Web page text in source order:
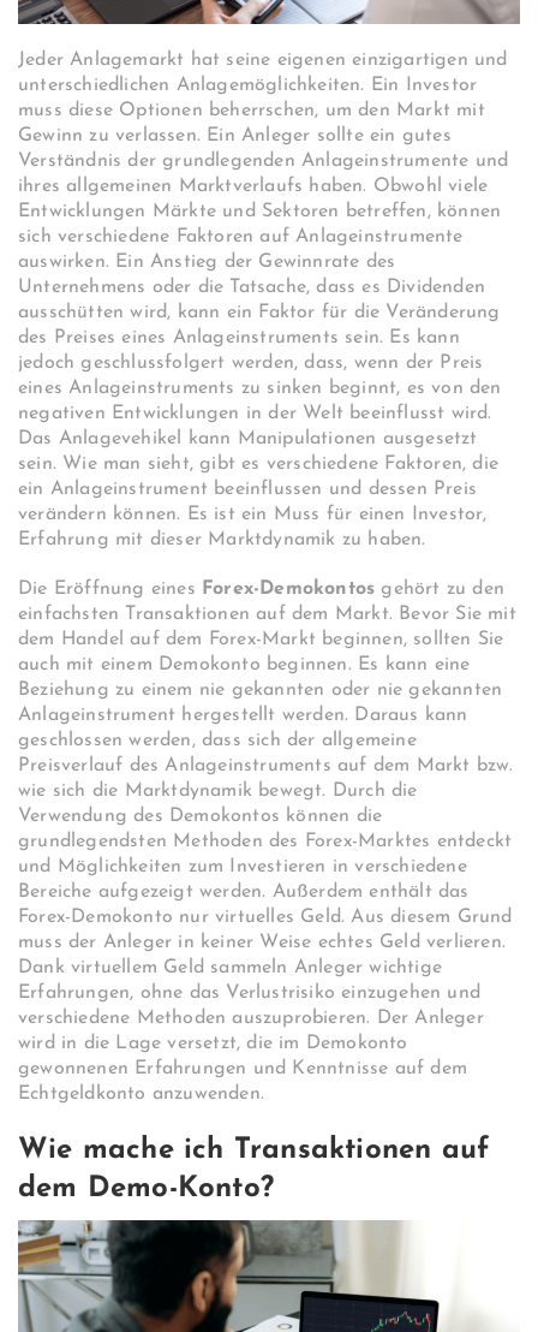
Jeder Anlagemarkt hat seine eigenen einzigartigen und
unterschiedlichen Anlagemöglichkeiten. Ein Investor
muss diese Optionen beherrschen, um den Markt mit
Gewinn zu verlassen. Ein Anleger sollte ein gutes
Verständnis der grundlegenden Anlageinstrumente und
ihres allgemeinen Marktverlaufs haben. Obwohl viele
Entwicklungen Märkte und Sektoren betreffen, können
sich verschiedene Faktoren auf Anlageinstrumente
auswirken. Ein Anstieg der Gewinnrate des
Unternehmens oder die Tatsache, dass es Dividenden
ausschütten wird, kann ein Faktor für die Veränderung
des Preises eines Anlageinstruments sein. Es kann
jedoch geschlussfolgert werden, dass, wenn der Preis
eines Anlageinstruments zu sinken beginnt, es von den
negativen Entwicklungen in der Welt beeinflusst wird.
Das Anlagevehikel kann Manipulationen ausgesetzt
sein. Wie man sieht, gibt es verschiedene Faktoren, die
ein Anlageinstrument beeinflussen und dessen Preis
verändern können. Es ist ein Muss für einen Investor,
Erfahrung mit dieser Marktdynamik zu haben.
Die Eröffnung eines Forex-Demokontos gehört zu den
einfachsten Transaktionen auf dem Markt. Bevor Sie mit
dem Handel auf dem Forex-Markt beginnen, sollten Sie
auch mit einem Demokonto beginnen. Es kann eine
Beziehung zu einem nie gekannten oder nie gekannten
Anlageinstrument hergestellt werden. Daraus kann
geschlossen werden, dass sich der allgemeine
Preisverlauf des Anlageinstruments auf dem Markt bzw.
wie sich die Marktdynamik bewegt. Durch die
Verwendung des Demokontos können die
grundlegendsten Methoden des Forex-Marktes entdeckt
und Möglichkeiten zum Investieren in verschiedene
Bereiche aufgezeigt werden. Außerdem enthält das
Forex-Demokonto nur virtuelles Geld. Aus diesem Grund
muss der Anleger in keiner Weise echtes Geld verlieren.
Dank virtuellem Geld sammeln Anleger wichtige
Erfahrungen, ohne das Verlustrisiko einzugehen und
verschiedene Methoden auszuprobieren. Der Anleger
wird in die Lage versetzt, die im Demokonto
gewonnenen Erfahrungen und Kenntnisse auf dem
Echtgeldkonto anzuwenden.
Wie mache ich Transaktionen auf
dem Demo-Konto?